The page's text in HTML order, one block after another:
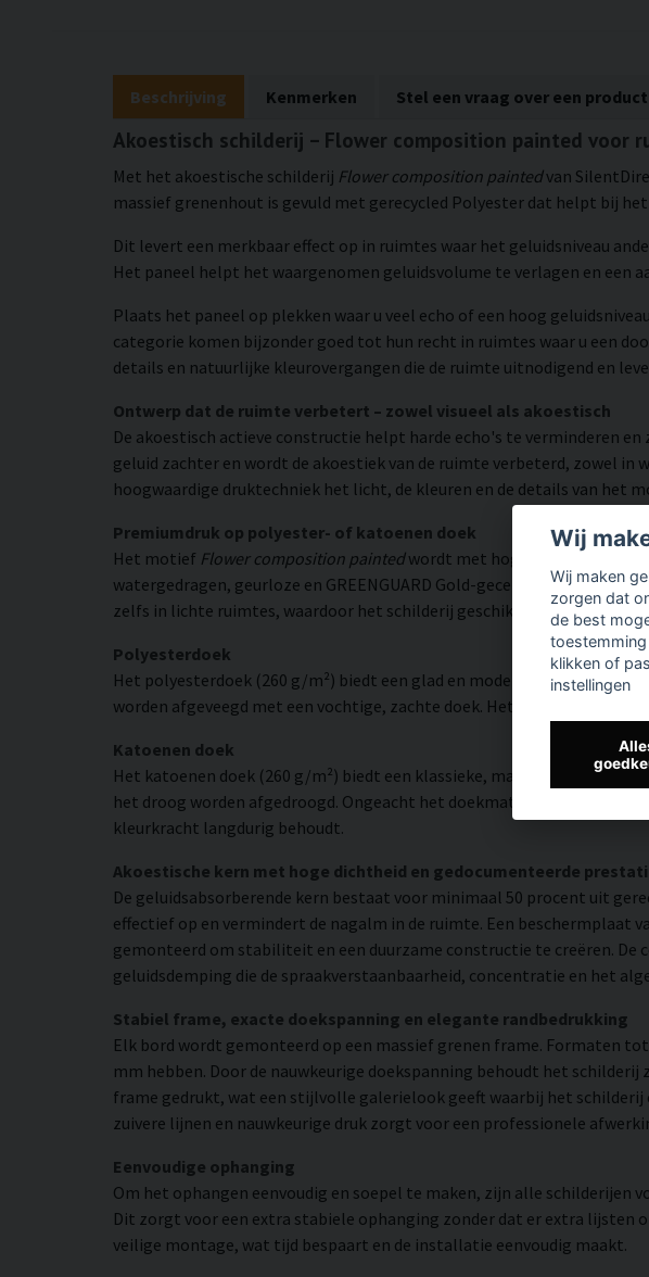
Beschrijving Kenmerken Stel een vraag over een product
Akoestisch schilderij – Flower composition painted voor
Met het akoestische schilderij Flower composition paintedvan
massief grenenhout is gevuld met gerecycled Polyester dat helpt bij
Dit levert een merkbaar effect op in ruimtes waar het geluidsniveau
Het paneel helpt het waargenomen geluidsvolume te verlagen en een
Plaats het paneel op plekken waar u veel echo of een hoog
categorie komen bijzonder goed tot hun recht in ruimtes waar u een
details en natuurlijke kleurovergangen die de ruimte uitnodigend en
Ontwerp dat de ruimte verbetert – zowel visueel als akoestisch
De akoestisch actieve constructie helpt harde echo's te verminderen
geluid zachter en wordt de akoestiek van de ruimte verbeterd, zowel
hoogwaardige druktechniek het licht, de kleuren en de details van het
Premiumdruk op polyester- of katoenen doek
Het motief Flower composition paintedwordt met hoge
watergedragen, geurloze en GREENGUARD Gold-gecertificeerde inkt
zelfs in lichte ruimtes, waardoor het schilderij geschikt is voor zowel
Polyesterdoek
Het polyesterdoek (260 g/m²) biedt een glad en modern oppervlak
worden afgeveegd met een vochtige, zachte doek. Het resultaat is
Katoenen doek
Het katoenen doek (260 g/m²) biedt een klassieke, matte textuur met
het droog worden afgedroogd. Ongeacht het doekmateriaal
kleurkracht langdurig behoudt.
Akoestische kern met hoge dichtheid en gedocumenteerde
De geluidsabsorberende kern bestaat voor minimaal 50 procent uit
effectief op en vermindert de nagalm in de ruimte. Een beschermplaat
gemonteerd om stabiliteit en een duurzame constructie te creëren.
geluidsdemping die de spraakverstaanbaarheid, concentratie en het
Stabiel frame, exacte doekspanning en elegante randbedrukking
Elk bord wordt gemonteerd op een massief grenen frame. Formaten
mm hebben. Door de nauwkeurige doekspanning behoudt het
frame gedrukt, wat een stijlvolle galerielook geeft waarbij het
zuivere lijnen en nauwkeurige druk zorgt voor een professionele
Eenvoudige ophanging
Om het ophangen eenvoudig en soepel te maken, zijn alle schilderijen
Dit zorgt voor een extra stabiele ophanging zonder dat er extra lijsten
veilige montage, wat tijd bespaart en de installatie eenvoudig maakt.
Wij
Wij maken
zorgen dat
de best
toestemming
klikken of
instellingen